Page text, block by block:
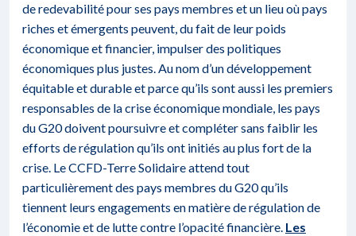
de redevabilité pour ses pays membres et un lieu où pays
riches et émergents peuvent, du fait de leur poids
économique et financier, impulser des politiques
économiques plus justes. Au nom d’un développement
équitable et durable et parce qu’ils sont aussi les premiers
responsables de la crise économique mondiale, les pays
du G20 doivent poursuivre et compléter sans faiblir les
efforts de régulation qu’ils ont initiés au plus fort de la
crise. Le CCFD-Terre Solidaire attend tout
particulièrement des pays membres du G20 qu’ils
tiennent leurs engagements en matière de régulation de
l’économie et de lutte contre l’opacité financière. Les